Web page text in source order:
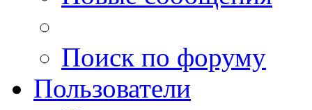
Поиск по форуму
Пользователи